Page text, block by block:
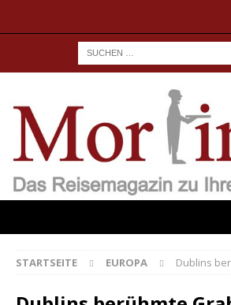
STARTSEITE EUROPA Dublins